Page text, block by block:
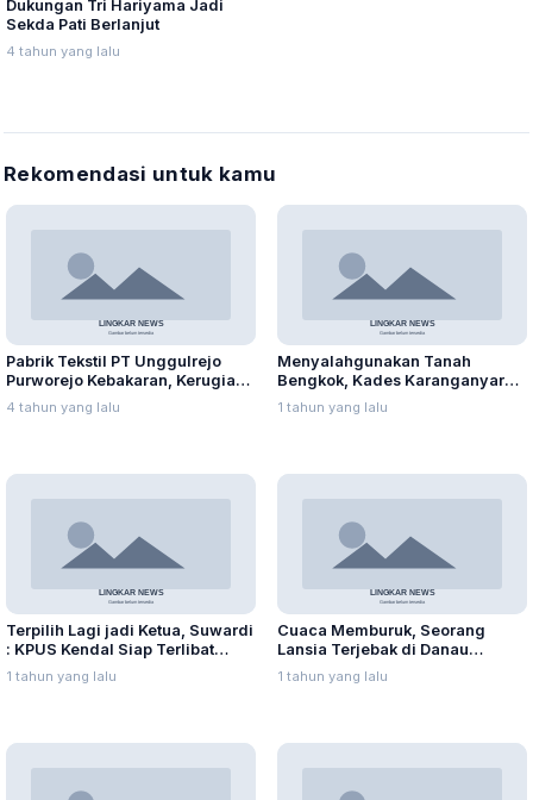
Dukungan Tri Hariyama Jadi
Sekda Pati Berlanjut
4 tahun yang lalu
Rekomendasi untuk kamu
Pabrik Tekstil PT Unggulrejo
Purworejo Kebakaran, Kerugian
Capai Puluhan Juta Rupiah
4 tahun yang lalu
Menyalahgunakan Tanah
Bengkok, Kades Karanganyar
Ditangkap Kejari
1 tahun yang lalu
Terpilih Lagi jadi Ketua, Suwardi
: KPUS Kendal Siap Terlibat
Suplai Telur untuk MBG
1 tahun yang lalu
Cuaca Memburuk, Seorang
Lansia Terjebak di Danau
Rawapening Saat Mencari
Enceng Gondok
1 tahun yang lalu